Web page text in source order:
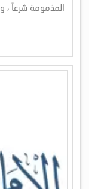
المذمومة شرعاً ،